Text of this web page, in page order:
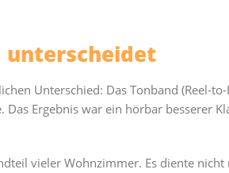
unterscheidet
Unterschied: Das Tonband (Reel-
Ergebnis war ein hörbar besserer
vieler Wohnzimmer. Es diente nicht